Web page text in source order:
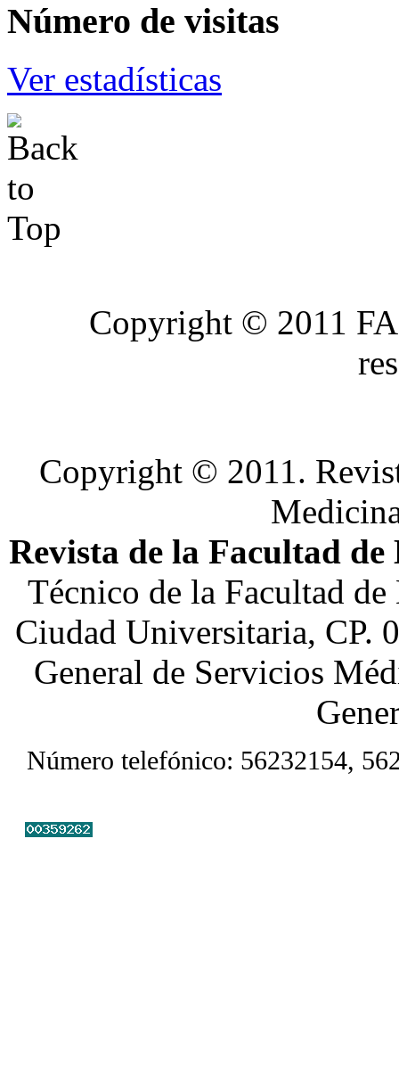
Número de visitas
Ver estadísticas
Copyright © 2011
Copyright © 2011.
Revista de la Facultad
Técnico de la Facultad
Ciudad Universitaria, CP.
General de Servicios
Número telefónico: 56232154,